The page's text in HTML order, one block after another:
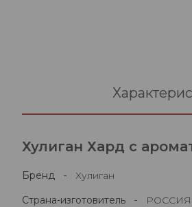
Хулиган Хард с
Бренд - Хулиган
Страна-изготовитель
-
РОССИЯ